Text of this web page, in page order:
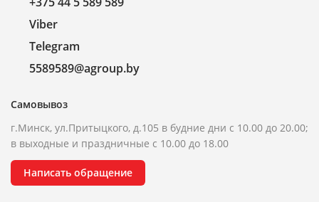
Viber
Telegram
5589589@agroup.by
Самовывоз
г.Минск, ул.Притыцкого, д.105 в будние дни с 10.00 до 20.00;
в выходные и праздничные с 10.00 до 18.00
Написать обращение